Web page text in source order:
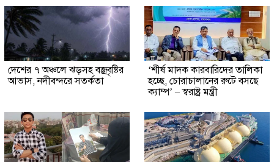
দেশের ৭ অঞ্চলে ঝড়সহ বজ্রবৃষ্টির
আভাস, নদীবন্দরে সতর্কতা
‘শীর্ষ মাদক কারবারিদের তালিকা
হচ্ছে, চোরাচালানের রুটে বসছে
ক্যাম্প’ – স্বরাষ্ট্র মন্ত্রী